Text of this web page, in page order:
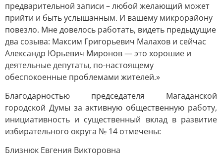
предварительной записи – любой желающий может
прийти и быть услышанным. И вашему микрорайону
повезло. Мне довелось работать, видеть предыдущие
два созыва: Максим Григорьевич Малахов и сейчас
Александр Юрьевич Миронов — это хорошие и
деятельные депутаты, по-настоящему
обеспокоенные проблемами жителей.»
Благодарностью председателя Магаданской
городской Думы за активную общественную работу,
инициативность и существенный вклад в развитие
избирательного округа № 14 отмечены:
Близнюк Евгения Викторовна